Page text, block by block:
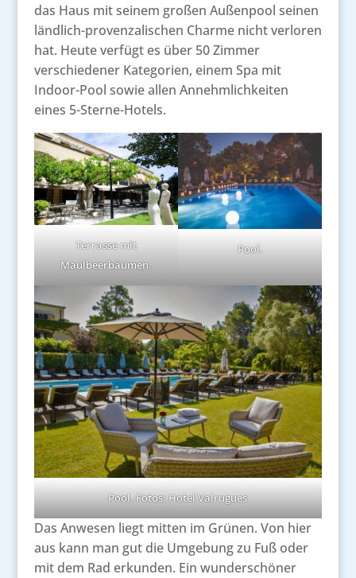
das Haus mit seinem großen Außenpool seinen
ländlich-provenzalischen Charme nicht verloren
hat. Heute verfügt es über 50 Zimmer
verschiedener Kategorien, einem Spa mit
Indoor-Pool sowie allen Annehmlichkeiten
eines 5-Sterne-Hotels.
Terrasse mit
Maulbeerbäumen.
Pool.
Pool. Fotos: Hotel Valrugues
Das Anwesen liegt mitten im Grünen. Von hier
aus kann man gut die Umgebung zu Fuß oder
mit dem Rad erkunden. Ein wunderschöner